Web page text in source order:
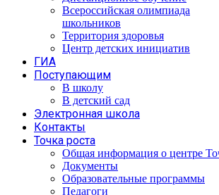
Всероссийская олимпиада
школьников
Территория здоровья
Центр детских инициатив
ГИА
Поступающим
В школу
В детский сад
Электронная школа
Контакты
Точка роста
Общая информация о центре
Документы
Образовательные программы
Педагоги